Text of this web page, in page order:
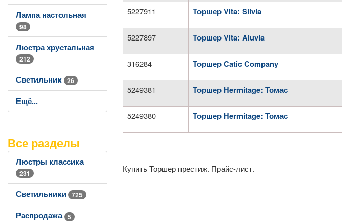
Лампа настольная
98
Люстра хрустальная
212
Светильник 26
Ещё...
Все разделы
Люстры классика
231
Светильники 725
Распродажа 5
5227911 Торшер Vita: Silvia
5227897 Торшер Vita: Aluvia
316284 Торшер Catic Company
5249381 Торшер Hermitage: Томас
5249380 Торшер Hermitage: Томас
Купить Торшер престиж. Прайс-лист.